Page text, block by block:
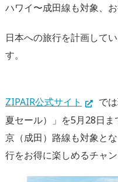
ハワイ〜成田線も対象、
日本への旅行を計画して
す。
ZIPAIR公式サイト
で
夏セール）」を5月28日ま
京（成田）路線も対象と
行をお得に楽しめるチャ